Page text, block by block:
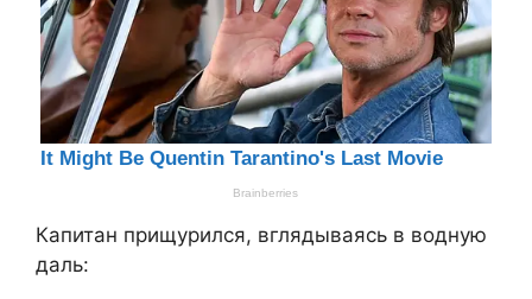
Капитан прищурился, вглядываясь в водную
даль: